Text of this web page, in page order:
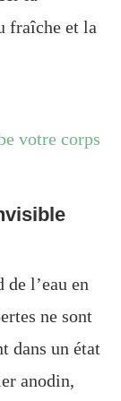
fraîche et la
votre corps
l’eau en
ne sont
dans un état
anodin,